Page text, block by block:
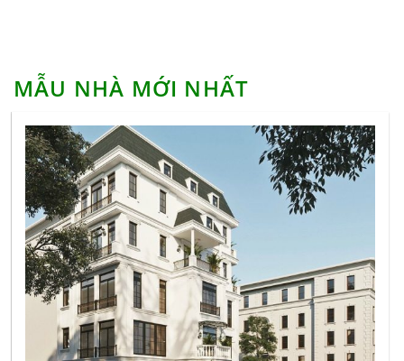
MẪU NHÀ MỚI NHẤT